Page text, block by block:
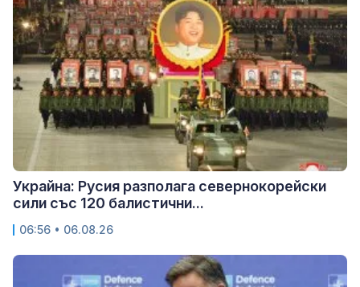
Украйна: Русия разполага севернокорейски
сили със 120 балистични...
06:56 • 06.08.26